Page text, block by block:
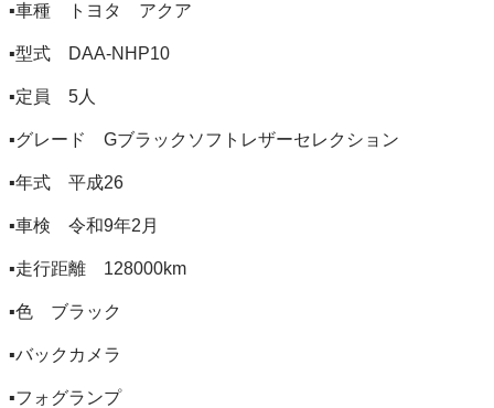
▪️車種　トヨタ　アクア
▪️型式　DAA-NHP10
▪️定員　5人
▪️グレード　Gブラックソフトレザーセレクション
▪️年式　平成26
▪️車検　令和9年2月
▪️走行距離　128000km
▪️色　ブラック
▪️バックカメラ
▪️フォグランプ